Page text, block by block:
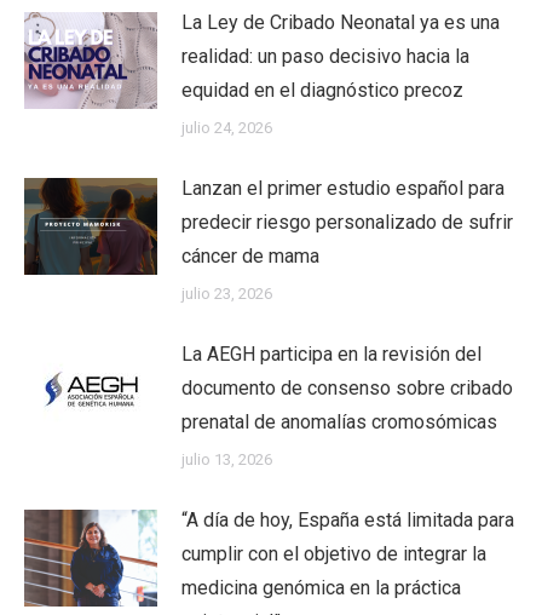
La Ley de Cribado Neonatal ya es una
realidad: un paso decisivo hacia la
equidad en el diagnóstico precoz
julio 24, 2026
Lanzan el primer estudio español para
predecir riesgo personalizado de sufrir
cáncer de mama
julio 23, 2026
La AEGH participa en la revisión del
documento de consenso sobre cribado
prenatal de anomalías cromosómicas
julio 13, 2026
“A día de hoy, España está limitada para
cumplir con el objetivo de integrar la
medicina genómica en la práctica